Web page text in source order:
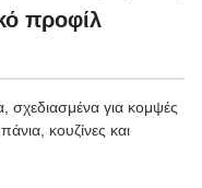
προφίλ
για κομψές
κουζίνες και